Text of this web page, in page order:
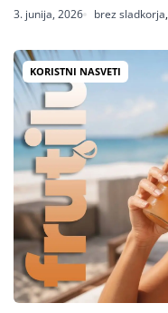
3. junija, 2026 brez sladkorja,
KORISTNI NASVETI